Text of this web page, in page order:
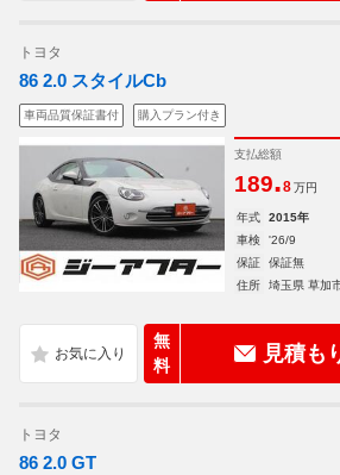
トヨタ
86 2.0 スタイルCb
車両品質保証書付 購入プラン付き
支払総額
189.8 万円
年式 2015年
車検
'26/9
保証
保証無
住所
埼玉県 草加
無
料
見積も
トヨタ
86 2.0 GT